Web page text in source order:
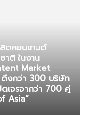
ตคอนเทนต์
าติ ในงาน
Market
ดึงกว่า 300 บริษัท
ดเจรจากว่า 700 คู่
Asia”